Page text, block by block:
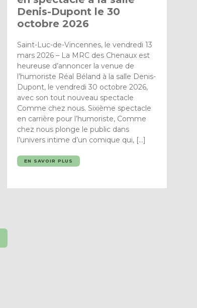
Denis-Dupont le 30
octobre 2026
Saint-Luc-de-Vincennes, le vendredi 13
mars 2026 – La MRC des Chenaux est
heureuse d’annoncer la venue de
l’humoriste Réal Béland à la salle Denis-
Dupont, le vendredi 30 octobre 2026,
avec son tout nouveau spectacle
Comme chez nous. Sixième spectacle
en carrière pour l’humoriste, Comme
chez nous plonge le public dans
l’univers intime d’un comique qui, […]
EN SAVOIR PLUS